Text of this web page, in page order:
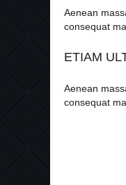
Aenean
consequat
ETIAM
Aenean
consequat